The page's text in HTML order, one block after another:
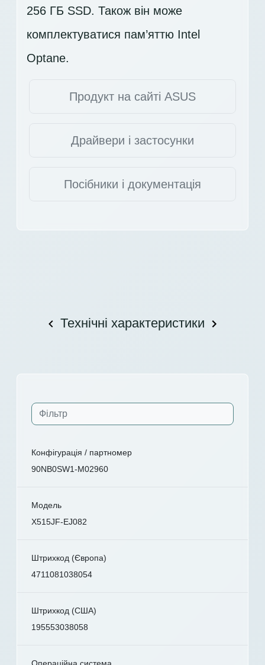
256 ГБ SSD. Також він може
комплектуватися пам’яттю Intel
Optane.
Продукт на сайті ASUS
Драйвери і застосунки
Посібники і документація
Технічні характеристики
Конфігурація / партномер
90NB0SW1-M02960
Модель
X515JF-EJ082
Штрихкод (Європа)
4711081038054
Штрихкод (США)
195553038058
Операційна система